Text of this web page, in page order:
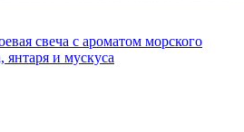
свеча с ароматом морского
и мускуса